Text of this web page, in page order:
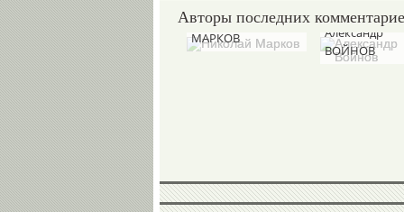
Авторы последних
Николай
МАРКОВ
Александр
ВОЙНОВ